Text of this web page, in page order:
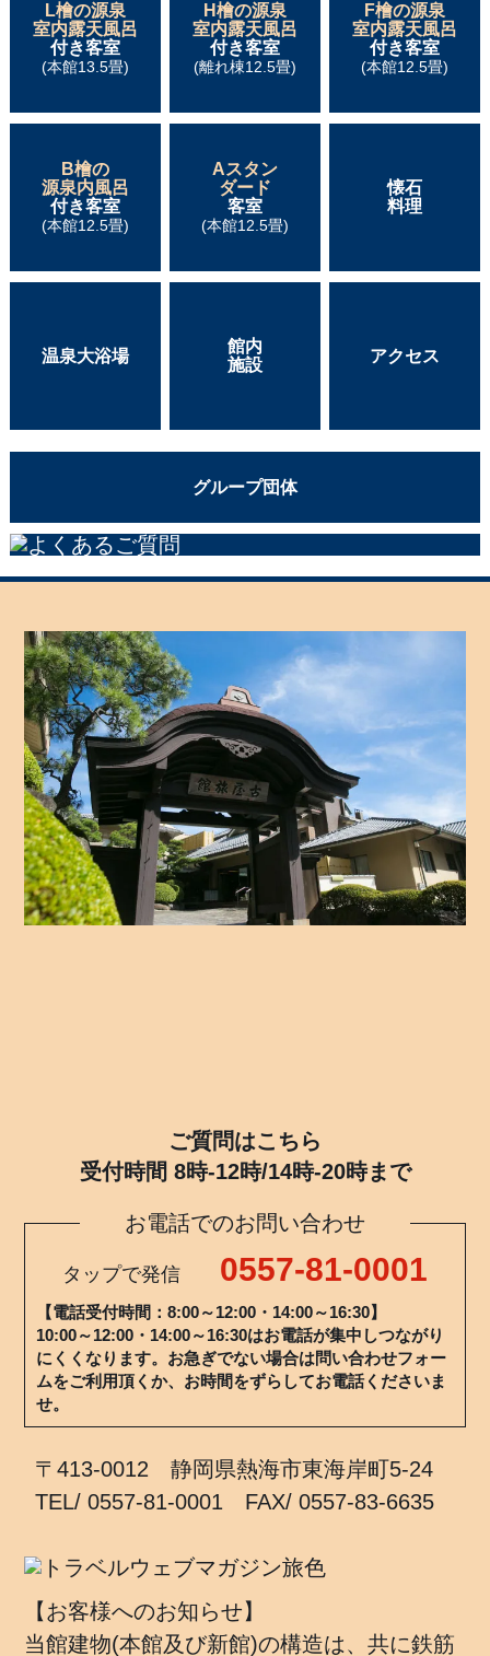
L檜の源泉
室内露天風呂
付き客室
(本館13.5畳)
H檜の源泉
室内露天風呂
付き客室
(離れ棟12.5畳)
F檜の源泉
室内露天風呂
付き客室
(本館12.5畳)
B檜の
源泉内風呂
付き客室
(本館12.5畳)
Aスタン
ダード
客室
(本館12.5畳)
懐石
料理
温泉大浴場
館内
施設
アクセス
グループ団体
ご質問はこちら
受付時間 8時-12時/14時-20時まで
お電話でのお問い合わせ
タップで発信 0557-81-0001
【電話受付時間：8:00～12:00・14:00～16:30】
10:00～12:00・14:00～16:30はお電話が集中しつながり
にくくなります。お急ぎでない場合は問い合わせフォー
ムをご利用頂くか、お時間をずらしてお電話くださいま
せ。
〒413-0012 静岡県熱海市東海岸町5-24
TEL/ 0557-81-0001 FAX/ 0557-83-6635
【お客様へのお知らせ】
当館建物(本館及び新館)の構造は、共に鉄筋